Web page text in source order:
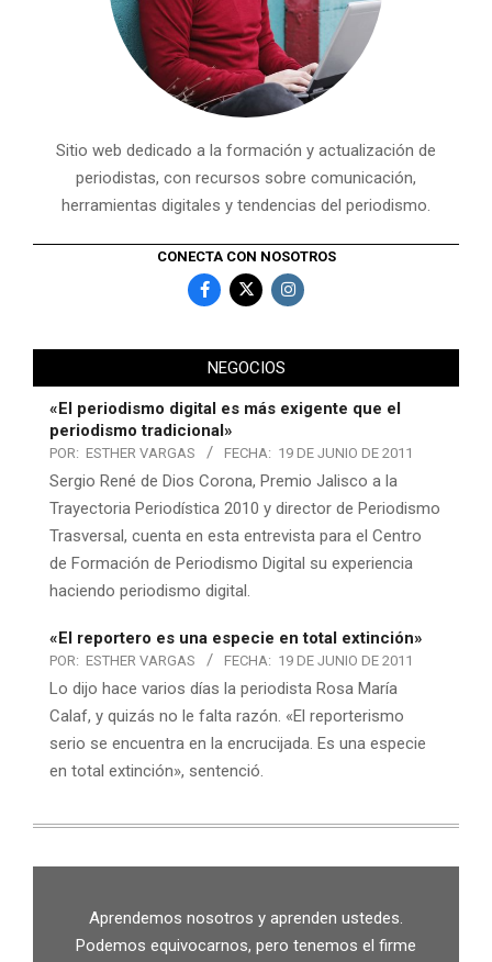
Sitio web dedicado a la formación y actualización de
periodistas, con recursos sobre comunicación,
herramientas digitales y tendencias del periodismo.
CONECTA CON NOSOTROS
NEGOCIOS
«El periodismo digital es más exigente que el
periodismo tradicional»
POR: ESTHER VARGAS FECHA: 19 DE JUNIO DE 2011
Sergio René de Dios Corona, Premio Jalisco a la
Trayectoria Periodística 2010 y director de Periodismo
Trasversal, cuenta en esta entrevista para el Centro
de Formación de Periodismo Digital su experiencia
haciendo periodismo digital.
«El reportero es una especie en total extinción»
POR: ESTHER VARGAS FECHA: 19 DE JUNIO DE 2011
Lo dijo hace varios días la periodista Rosa María
Calaf, y quizás no le falta razón. «El reporterismo
serio se encuentra en la encrucijada. Es una especie
en total extinción», sentenció.
Aprendemos nosotros y aprenden ustedes.
Podemos equivocarnos, pero tenemos el firme